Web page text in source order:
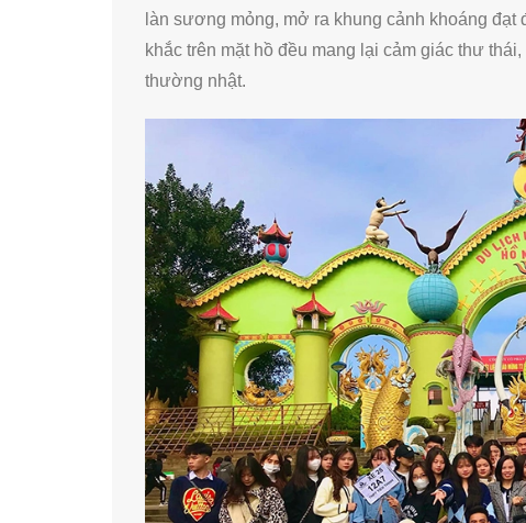
làn sương mỏng, mở ra khung cảnh khoáng
khắc trên mặt hồ đều mang lại cảm giác thư
thường nhật.